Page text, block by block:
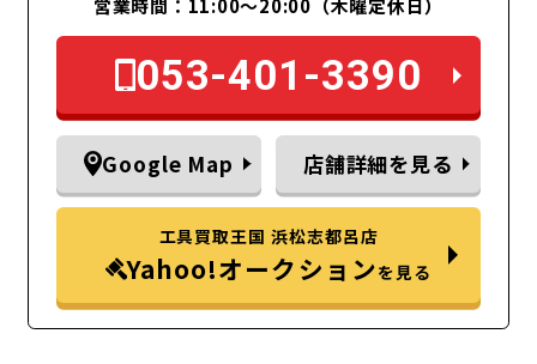
営業時間：11:00～20:00（木曜定休日）
053-401-3390
Google Map 店舗詳細を見る
工具買取王国 浜松志都呂店
Yahoo!オークションを見る